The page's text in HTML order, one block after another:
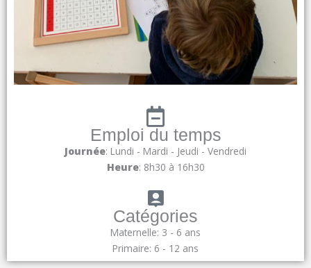
Emploi du temps
Journée: Lundi - Mardi - Jeudi - Vendredi
Heure: 8h30 à 16h30
Catégories
Maternelle: 3 - 6 ans
Primaire: 6 - 12 ans